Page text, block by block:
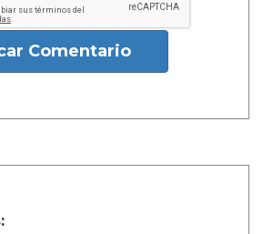
Comentario